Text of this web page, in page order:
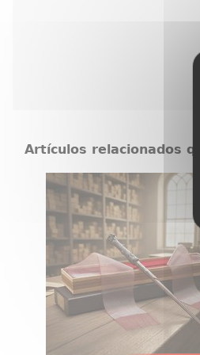
Artículos relacionados
Varita de Harry Potter
Varita de Harry Potter
licencia oficial,
convertir cualquier
una pieza con
desde el primer
réplica de Harry Potter a
1:1 reúne acabado